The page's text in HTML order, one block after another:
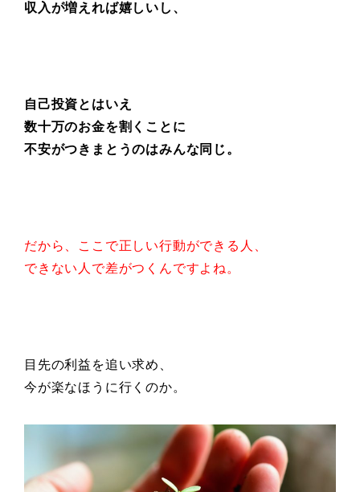
収入が増えれば嬉しいし、
自己投資とはいえ
数十万のお金を割くことに
不安がつきまとうのはみんな同じ。
だから、ここで正しい行動ができる人、
できない人で差がつくんですよね。
目先の利益を追い求め、
今が楽なほうに行くのか。